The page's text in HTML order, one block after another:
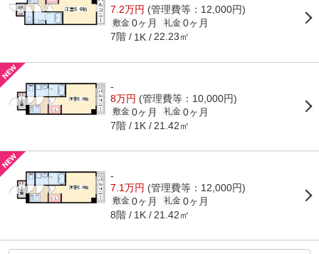
7.2万円 (管理費等：12,000円)
敷金 0ヶ月 礼金 0ヶ月
7階 1K 22.23㎡
-
8万円 (管理費等：10,000円)
敷金 0ヶ月 礼金 0ヶ月
7階 1K 21.42㎡
-
7.1万円 (管理費等：12,000円)
敷金 0ヶ月 礼金 0ヶ月
8階 1K 21.42㎡